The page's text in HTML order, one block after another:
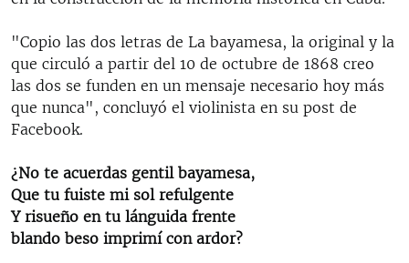
"Copio las dos letras de La bayamesa, la original y la
que circuló a partir del 10 de octubre de 1868 creo
las dos se funden en un mensaje necesario hoy más
que nunca", concluyó el violinista en su post de
Facebook.
¿No te acuerdas gentil bayamesa,
Que tu fuiste mi sol refulgente
Y risueño en tu lánguida frente
blando beso imprimí con ardor?